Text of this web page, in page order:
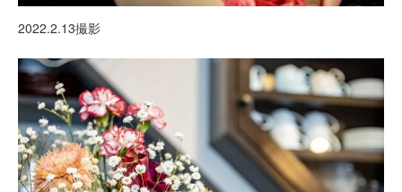
2022.2.13撮影